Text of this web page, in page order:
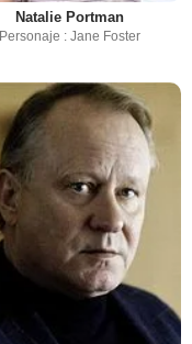
Natalie Portman
Personaje : Jane Foster